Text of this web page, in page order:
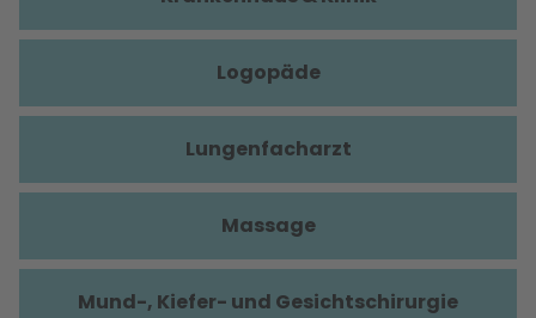
Logopäde
Lungenfacharzt
Massage
Mund-, Kiefer- und Gesichtschirurgie